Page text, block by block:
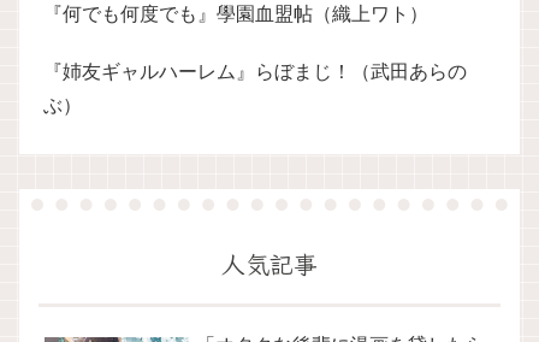
『何でも何度でも』學園血盟帖（織上ワト）
『姉友ギャルハーレム』らぼまじ！（武田あらの
ぶ）
人気記事